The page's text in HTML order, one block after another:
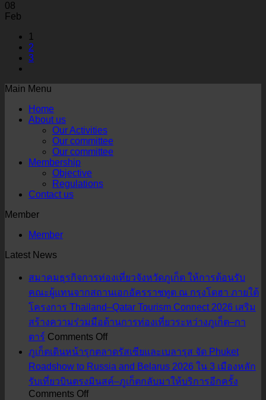
08
Feb
1
2
3
Main Menu
Home
About us
Our Activities
Our committee
Our committee
Membership
Objective
Regulations
Contact us
Member
Member
Latest News
สมาคมธุรกิจการท่องเที่ยวจังหวัดภูเก็ต ให้การต้อนรับ
คณะผู้แทนจากสถานเอกอัครราชทูต ณ กรุงโดฮา ภายใต้
โครงการ Thailand–Qatar Tourism Connect 2026 เสริม
สร้างความร่วมมือด้านการท่องเที่ยวระหว่างภูเก็ต–กา
ตาร์ Comments Offon
สมาคม
ธุรกิจ
การ
ภูเก็ตเดินหน้ารุกตลาดรัสเซียและเบลารุส จัด Phuket
Roadshow to Russia and Belarus 2026 ใน 3 เมืองหลัก
รับเที่ยวบินตรงมินสค์–ภูเก็ตกลับมาให้บริการอีกครั้ง
Comments Offon